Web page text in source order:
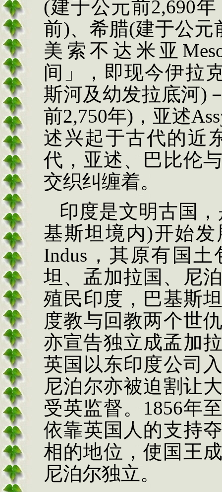
(建于公元前2,690年
前)、希腊(建于公元
美索不达米亚
间」，即现今伊拉
斯河及幼发拉底河)
前2,750年) ，亚述
述兴起于古代的近
代，亚述、巴比伦
交织纠缠着。
印度是文明古国
基斯坦境内)开始
Indus，其原有国
坦、孟加拉国、尼
殖民印度，巴基斯
度教与回教两个世
亦宣告独立成孟加
英国以东印度公司
尼泊尔亦被迫割让
受英监督。 1856年
依靠英国人的支持
相的地位，使国王
尼泊尔独立。